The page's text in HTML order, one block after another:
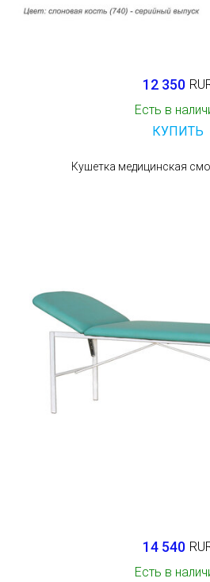
12 350
Есть в
КУПИТЬ
Кушетка медицинская
14 540
Есть в